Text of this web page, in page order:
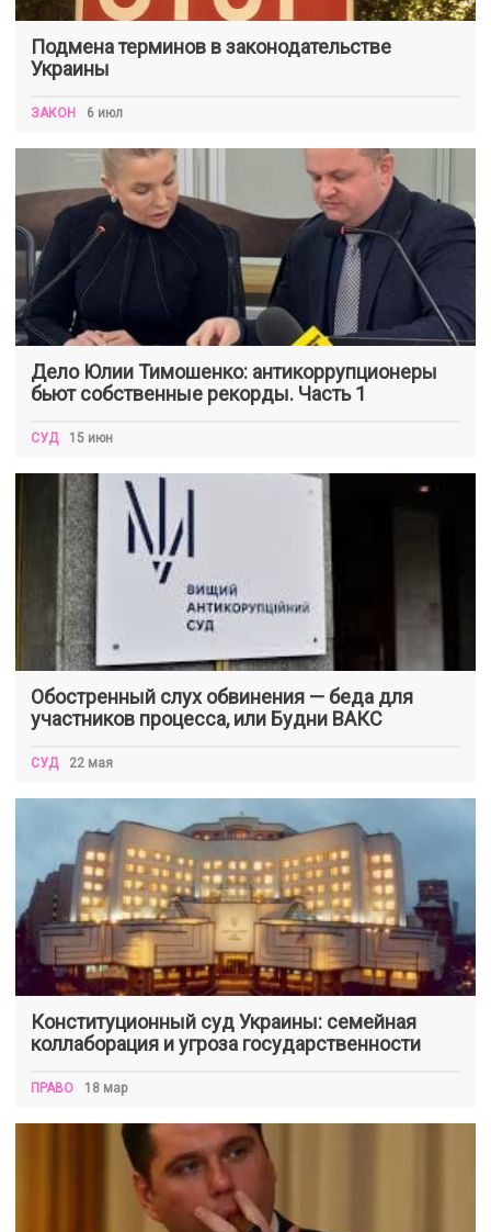
Подмена терминов в законодательстве
Украины
ЗАКОН 6 июл
Дело Юлии Тимошенко: антикоррупционеры
бьют собственные рекорды. Часть 1
СУД 15 июн
Обостренный слух обвинения — беда для
участников процесса, или Будни ВАКС
СУД 22 мая
Конституционный суд Украины: семейная
коллаборация и угроза государственности
ПРАВО 18 мар